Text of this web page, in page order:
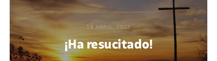
18 ABRIL, 2022
¡Ha resucitado!